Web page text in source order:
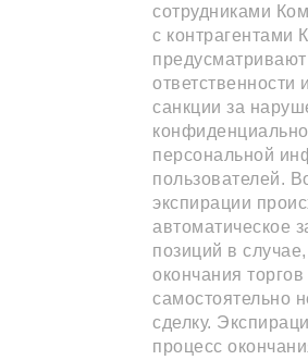
сотрудниками
с контрагентами
санкции за
персональной
пользователей.
экспирации
автоматическое
позиций в
окончания
самостоятельно
сделку.
процесс